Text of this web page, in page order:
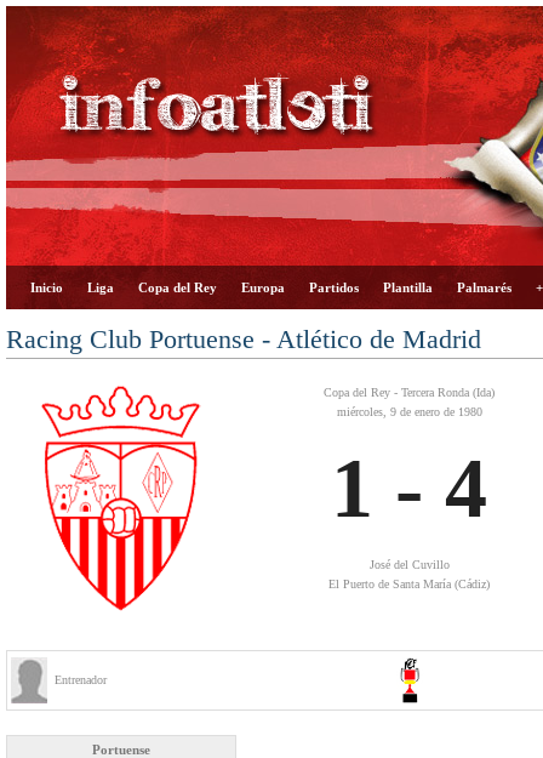
Inicio Liga Copa del Rey Europa Partidos Plantilla Palmarés
Racing Club Portuense - Atlético de Madrid
Copa del Rey - Tercera Ronda (Ida)
miércoles, 9 de enero de 1980
1 - 4
José del Cuvillo
El Puerto de Santa María (Cádiz)
Entrenador
Portuense